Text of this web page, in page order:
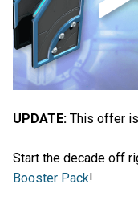
UPDATE: This offer
Start the decade off
Booster Pack!